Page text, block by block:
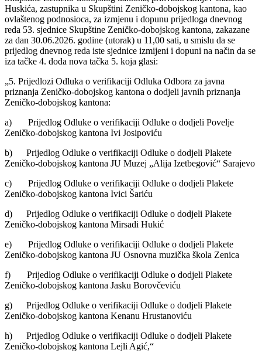
Huskića, zastupnika u Skupštini Zeničko-dobojskog kantona, kao
ovlaštenog podnosioca, za izmjenu i dopunu prijedloga dnevnog
reda 53. sjednice Skupštine Zeničko-dobojskog kantona, zakazane
za dan 30.06.2026. godine (utorak) u 11,00 sati, u smislu da se
prijedlog dnevnog reda iste sjednice izmijeni i dopuni na način da se
iza tačke 4. doda nova tačka 5. koja glasi:
„5. Prijedlozi Odluka o verifikaciji Odluka Odbora za javna
priznanja Zeničko-dobojskog kantona o dodjeli javnih priznanja
Zeničko-dobojskog kantona:
a) Prijedlog Odluke o verifikaciji Odluke o dodjeli Povelje
Zeničko-dobojskog kantona Ivi Josipoviću
b) Prijedlog Odluke o verifikaciji Odluke o dodjeli Plakete
Zeničko-dobojskog kantona JU Muzej „Alija Izetbegović“ Sarajevo
c) Prijedlog Odluke o verifikaciji Odluke o dodjeli Plakete
Zeničko-dobojskog kantona Ivici Šariću
d) Prijedlog Odluke o verifikaciji Odluke o dodjeli Plakete
Zeničko-dobojskog kantona Mirsadi Hukić
e) Prijedlog Odluke o verifikaciji Odluke o dodjeli Plakete
Zeničko-dobojskog kantona JU Osnovna muzička škola Zenica
f) Prijedlog Odluke o verifikaciji Odluke o dodjeli Plakete
Zeničko-dobojskog kantona Jasku Borovčeviću
g) Prijedlog Odluke o verifikaciji Odluke o dodjeli Plakete
Zeničko-dobojskog kantona Kenanu Hrustanoviću
h) Prijedlog Odluke o verifikaciji Odluke o dodjeli Plakete
Zeničko-dobojskog kantona Lejli Agić,“